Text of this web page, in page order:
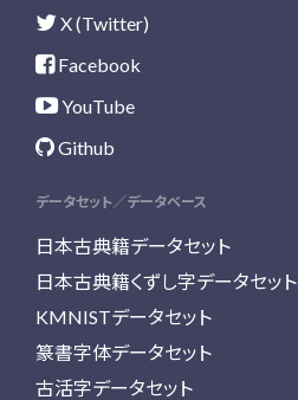
X (Twitter)
Facebook
YouTube
Github
データセット／データベース
日本古典籍データセット
日本古典籍くずし字データセット
KMNISTデータセット
篆書字体データセット
古活字データセット